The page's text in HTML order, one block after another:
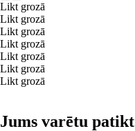
Likt grozā
Likt grozā
Likt grozā
Likt grozā
Likt grozā
Likt grozā
Likt grozā
Jums varētu patikt